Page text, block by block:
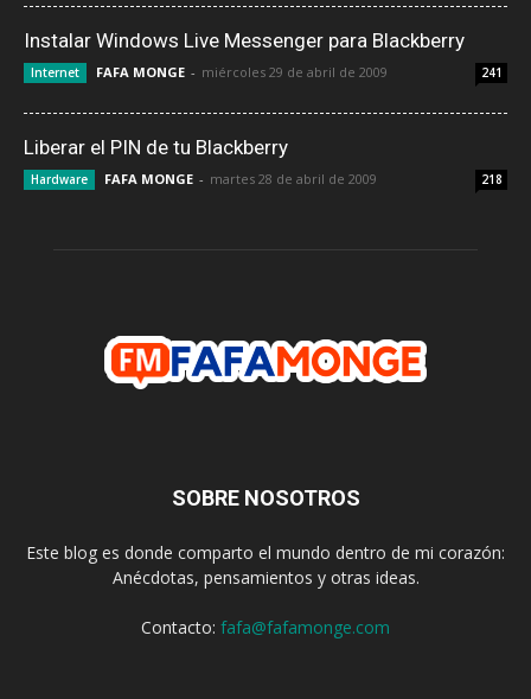
Instalar Windows Live Messenger para Blackberry
Internet FAFA MONGE - miércoles 29 de abril de 2009 241
Liberar el PIN de tu Blackberry
Hardware FAFA MONGE - martes 28 de abril de 2009 218
SOBRE NOSOTROS
Este blog es donde comparto el mundo dentro de mi corazón:
Anécdotas, pensamientos y otras ideas.
Contacto: fafa@fafamonge.com